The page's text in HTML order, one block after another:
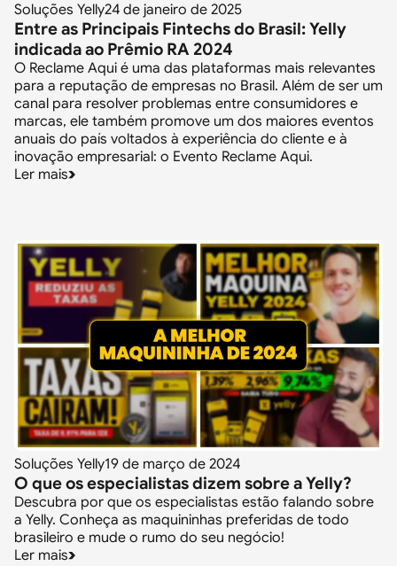
Soluções Yelly24 de janeiro de 2025
Entre as Principais Fintechs do Brasil: Yelly
indicada ao Prêmio RA 2024
O Reclame Aqui é uma das plataformas mais relevantes
para a reputação de empresas no Brasil. Além de ser um
canal para resolver problemas entre consumidores e
marcas, ele também promove um dos maiores eventos
anuais do país voltados à experiência do cliente e à
inovação empresarial: o Evento Reclame Aqui.
Ler mais
Soluções Yelly19 de março de 2024
O que os especialistas dizem sobre a Yelly?
Descubra por que os especialistas estão falando sobre
a Yelly. Conheça as maquininhas preferidas de todo
brasileiro e mude o rumo do seu negócio!
Ler mais